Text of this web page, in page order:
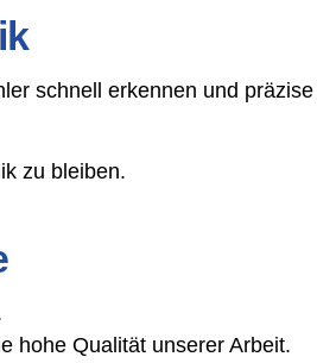
schnell erkennen und
zu bleiben.
hohe Qualität unserer Arbeit.